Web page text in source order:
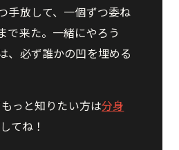
手放して、一個ずつ委ね
で来た。一緒にやろう
、必ず誰かの凹を埋める
っと知りたい方は分身
てね！